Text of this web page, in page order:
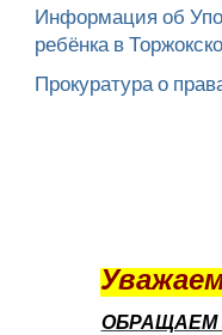
Информация об
ребёнка в
Прокуратура о
ОБРАЩАЕМ